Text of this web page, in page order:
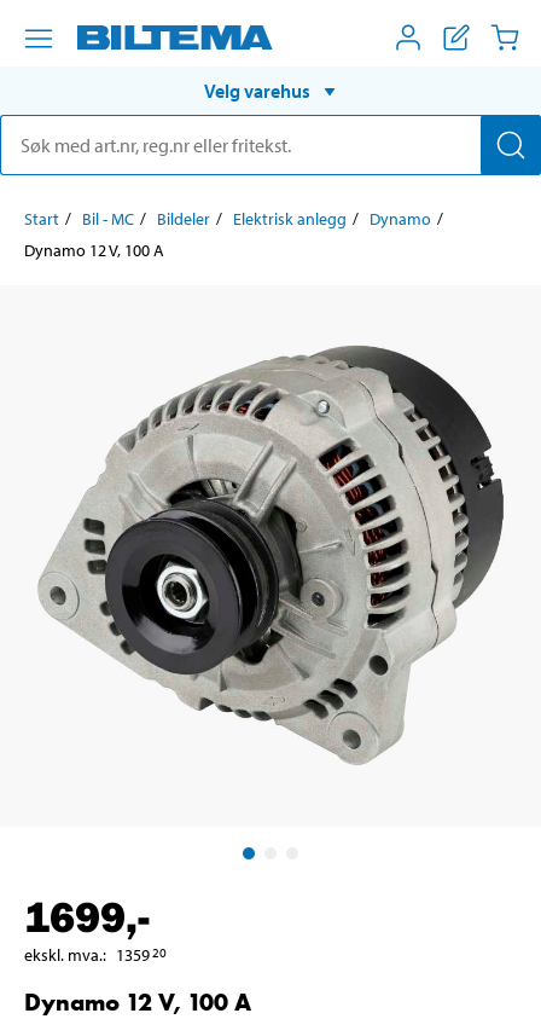
Velg varehus
Start Bil - MC Bildeler Elektrisk anlegg
Dynamo
Dynamo 12 V, 100 A
1699,-
ekskl. mva.: 135920
Dynamo 12 V, 100 A